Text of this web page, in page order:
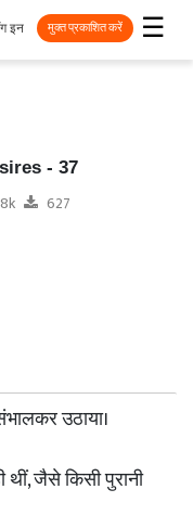
☰
इन मुक्त प्रकाशित करें
- 37
627
उठाया।
जैसे किसी पुरानी